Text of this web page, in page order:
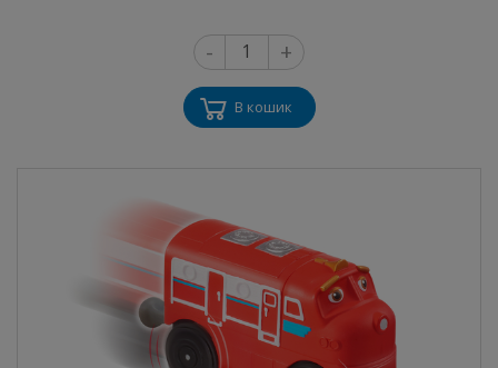
- +
В кошик